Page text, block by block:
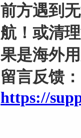
前方遇到
航！或清
果是海外
留言反馈：
https://